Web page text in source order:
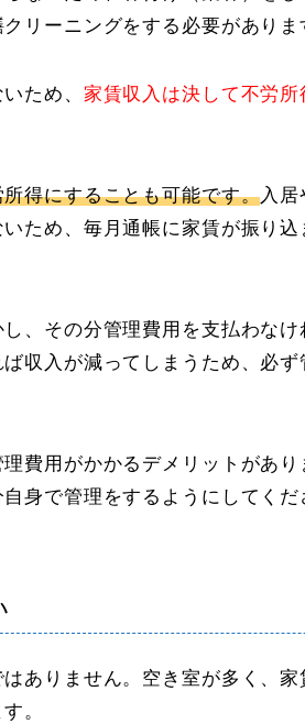
リーニングをする必要がありま
ため、 家賃収入は決して不労
得にすることも可能です。入居
ため、毎月通帳に家賃が振り込
、その分管理費用を支払わなけ
収入が減ってしまうため、必
費用がかかるデメリットがあり
身で管理をするようにしてくだ
ありません。空き室が多く、
。